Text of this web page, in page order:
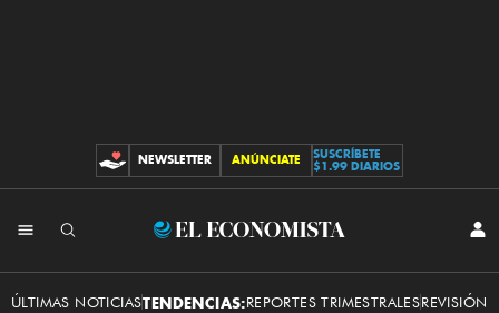
CONTRIBUCIONES
NEWSLETTER ANÚNCIATE
SUSCRÍBETE
$1.99 DIARIOS
El
ÚLTIMAS NOTICIASTENDENCIAS:REPORTES TRIMESTRALESREVISIÓN